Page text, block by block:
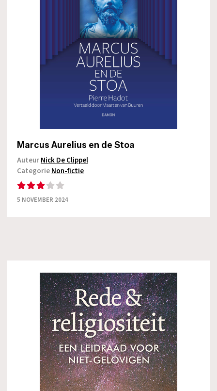
Marcus Aurelius en de Stoa
AuteurNick De Clippel
CategorieNon-fictie
5 NOVEMBER 2024